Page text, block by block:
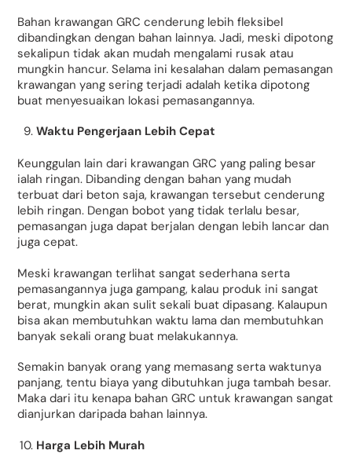
Bahan krawangan GRC cenderung lebih fleksibel
dibandingkan dengan bahan lainnya. Jadi, meski dipotong
sekalipun tidak akan mudah mengalami rusak atau
mungkin hancur. Selama ini kesalahan dalam pemasangan
krawangan yang sering terjadi adalah ketika dipotong
buat menyesuaikan lokasi pemasangannya.
Waktu Pengerjaan Lebih Cepat
Keunggulan lain dari krawangan GRC yang paling besar
ialah ringan. Dibanding dengan bahan yang mudah
terbuat dari beton saja, krawangan tersebut cenderung
lebih ringan. Dengan bobot yang tidak terlalu besar,
pemasangan juga dapat berjalan dengan lebih lancar dan
juga cepat.
Meski krawangan terlihat sangat sederhana serta
pemasangannya juga gampang, kalau produk ini sangat
berat, mungkin akan sulit sekali buat dipasang. Kalaupun
bisa akan membutuhkan waktu lama dan membutuhkan
banyak sekali orang buat melakukannya.
Semakin banyak orang yang memasang serta waktunya
panjang, tentu biaya yang dibutuhkan juga tambah besar.
Maka dari itu kenapa bahan GRC untuk krawangan sangat
dianjurkan daripada bahan lainnya.
Harga Lebih Murah